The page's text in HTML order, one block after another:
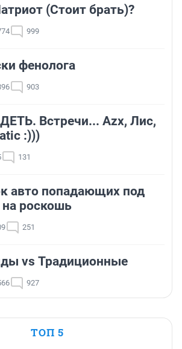
(Стоит брать)?
999
фенолога
903
Встречи... Azx, Лис,
:)))
131
авто попадающих под
на роскошь
251
vs Традиционные
927
ТОП 5